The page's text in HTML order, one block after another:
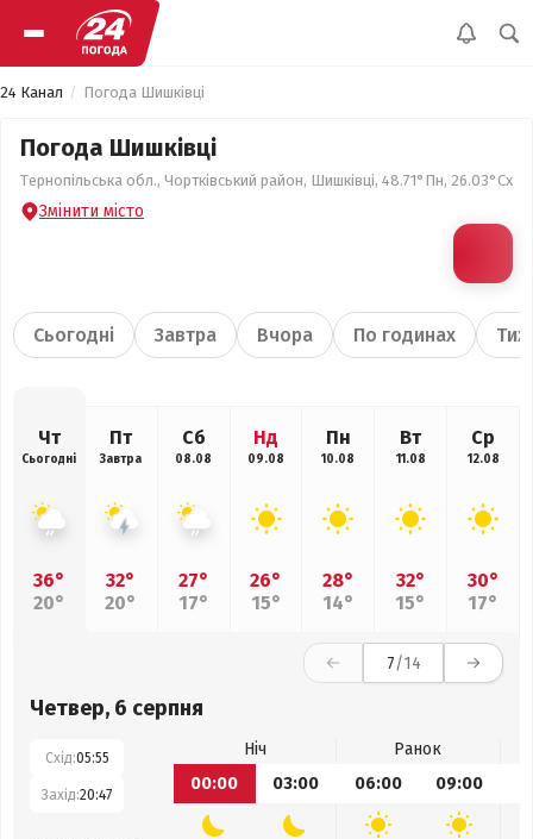
24 Канал Погода Шишківці
Погода Шишківці
Тернопільська обл., Чортківський район, Шишківці, 48.71°Пн, 26.03°Сх
Змінити місто
Сьогодні Завтра Вчора По годинах
Чт
Сьогодні
36°
20°
Пт
Завтра
32°
20°
Сб
08.08
27°
17°
Нд
09.08
26°
15°
Пн
10.08
28°
14°
Вт
11.08
32°
15°
Ср
12.08
30°
17°
7/14
Четвер, 6 серпня
Схід:05:55
Захід:20:47
Ніч
Ранок
00:00
03:00 06:00 09:00